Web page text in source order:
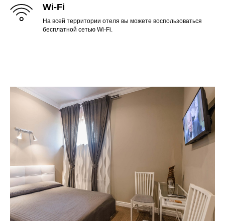
Wi-Fi
На всей территории отеля вы можете воспользоваться
бесплатной сетью Wi-Fi.